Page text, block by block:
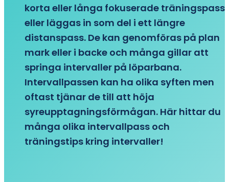
korta eller långa fokuserade träningspass
eller läggas in som del i ett längre
distanspass. De kan genomföras på plan
mark eller i backe och många gillar att
springa intervaller på löparbana.
Intervallpassen kan ha olika syften men
oftast tjänar de till att höja
syreupptagningsförmågan. Här hittar du
många olika intervallpass och
träningstips kring intervaller!